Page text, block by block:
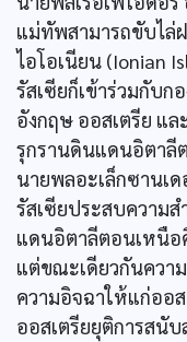
แม่ทัพสามารถขับไล่
ไอโอเนียน (Ionian
รัสเซียก็เข้าร่วมกับ
อังกฤษ ออสเตรีย แล
รุกรานดินแดนอิตาลี
นายพลอะเล็กซานเ
รัสเซียประสบความส
แดนอิตาลีตอนเหนือ
แต่ขณะเดียวกันควา
ความอิจฉาให้แก่ออ
ออสเตรียยุติการสนั